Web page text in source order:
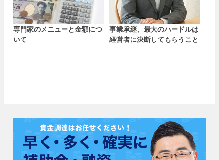
専門家のメニューと金額につ
いて
事業承継、最大のハードルは
経営者に決断してもらうこと